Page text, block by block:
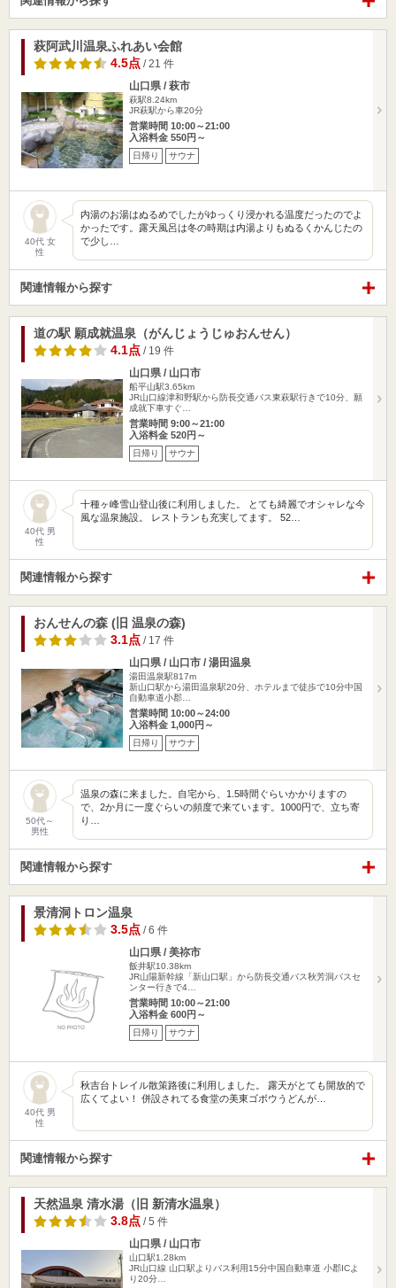
萩阿武川温泉ふれあい会館
4.5点 / 21 件
山口県 / 萩市
萩駅8.24km
JR萩駅から車20分
営業時間 10:00～21:00
入浴料金 550円～
日帰り サウナ
40代 女
性
内湯のお湯はぬるめでしたがゆっくり浸かれる温度だったのでよ
かったです。露天風呂は冬の時期は内湯よりもぬるくかんじたの
で少し…
関連情報から探す
道の駅 願成就温泉（がんじょうじゅおんせん）
4.1点 / 19 件
山口県 / 山口市
船平山駅3.65km
JR山口線津和野駅から防長交通バス東萩駅行きで10分、願
成就下車すぐ…
営業時間 9:00～21:00
入浴料金 520円～
日帰り サウナ
40代 男
性
十種ヶ峰雪山登山後に利用しました。 とても綺麗でオシャレな今
風な温泉施設。 レストランも充実してます。 52…
関連情報から探す
おんせんの森 (旧 温泉の森)
3.1点 / 17 件
山口県 / 山口市 / 湯田温泉
湯田温泉駅817m
新山口駅から湯田温泉駅20分、ホテルまで徒歩で10分中国
自動車道小郡…
営業時間 10:00～24:00
入浴料金 1,000円～
日帰り サウナ
50代～
男性
温泉の森に来ました。自宅から、1.5時間ぐらいかかりますの
で、2か月に一度ぐらいの頻度で来ています。1000円で、立ち寄
り…
関連情報から探す
景清洞トロン温泉
3.5点 / 6 件
山口県 / 美祢市
飯井駅10.38km
JR山陽新幹線「新山口駅」から防長交通バス秋芳洞バスセ
ンター行きで4…
営業時間 10:00～21:00
入浴料金 600円～
日帰り サウナ
40代 男
性
秋吉台トレイル散策路後に利用しました。 露天がとても開放的で
広くてよい！ 併設されてる食堂の美東ゴボウうどんが…
関連情報から探す
天然温泉 清水湯（旧 新清水温泉）
3.8点 / 5 件
山口県 / 山口市
山口駅1.28km
JR山口線 山口駅よりバス利用15分中国自動車道 小郡ICよ
り20分…